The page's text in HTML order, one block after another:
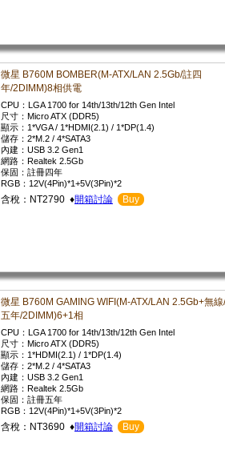
微星 B760M BOMBER(M-ATX/LAN 2.5Gb/註四
年/2DIMM)8相供電
CPU：LGA 1700 for 14th/13th/12th Gen Intel
尺寸：Micro ATX (DDR5)
顯示：1*VGA / 1*HDMI(2.1) / 1*DP(1.4)
儲存：2*M.2 / 4*SATA3
內建：USB 3.2 Gen1
網路：Realtek 2.5Gb
保固：註冊四年
RGB：12V(4Pin)*1+5V(3Pin)*2
含稅：NT2790 ♦開箱討論 Buy
微星 B760M GAMING WIFI(M-ATX/LAN 2.5Gb+無
五年/2DIMM)6+1相
CPU：LGA 1700 for 14th/13th/12th Gen Intel
尺寸：Micro ATX (DDR5)
顯示：1*HDMI(2.1) / 1*DP(1.4)
儲存：2*M.2 / 4*SATA3
內建：USB 3.2 Gen1
網路：Realtek 2.5Gb
保固：註冊五年
RGB：12V(4Pin)*1+5V(3Pin)*2
含稅：NT3690 ♦開箱討論 Buy